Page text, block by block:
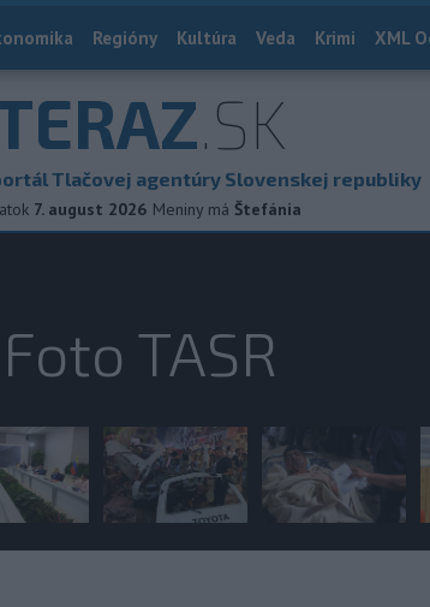
Regióny Kultúra Veda Krimi XML
.SK
Tlačovej agentúry Slovenskej republiky
7. august 2026 Meniny má Štefánia
Foto TASR